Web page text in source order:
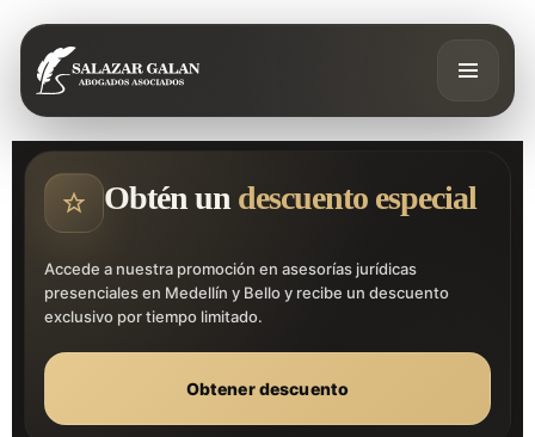
Obtén un descuento especial
Accede a nuestra promoción en asesorías jurídicas
presenciales en Medellín y Bello y recibe un descuento
exclusivo por tiempo limitado.
Obtener descuento